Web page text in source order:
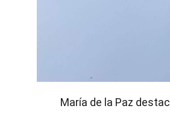
María de la Paz